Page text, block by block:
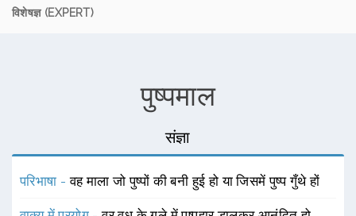
विशेषज्ञ (EXPERT)
पुष्पमाल
संज्ञा
परिभाषा -वह माला जो पुष्पों की बनी हुई हो या जिसमें पुष्प गुँथे हों